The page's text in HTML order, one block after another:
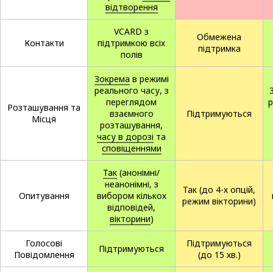
відтворення
Контакти
VCARD з
підтримкою всіх
полів
Обмежена
підтримка
Розташування та
Місця
Зокрема в режимі
реального часу, з
переглядом
взаємного
розташування,
часу в дорозі та
сповіщеннями
Підтримуються
Опитування
Так (анонімні/
неанонімні, з
вибором кількох
відповідей,
вікторини)
Так (до 4-х опцій,
режим вікторини)
Голосові
Повідомлення
Підтримуються
Підтримуються
(до 15 хв.)